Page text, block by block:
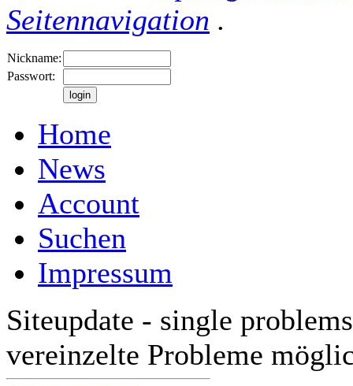
Seitennavigation .
Nickname:
Passwort:
Home
News
Account
Suchen
Impressum
Siteupdate - single
vereinzelte Probleme